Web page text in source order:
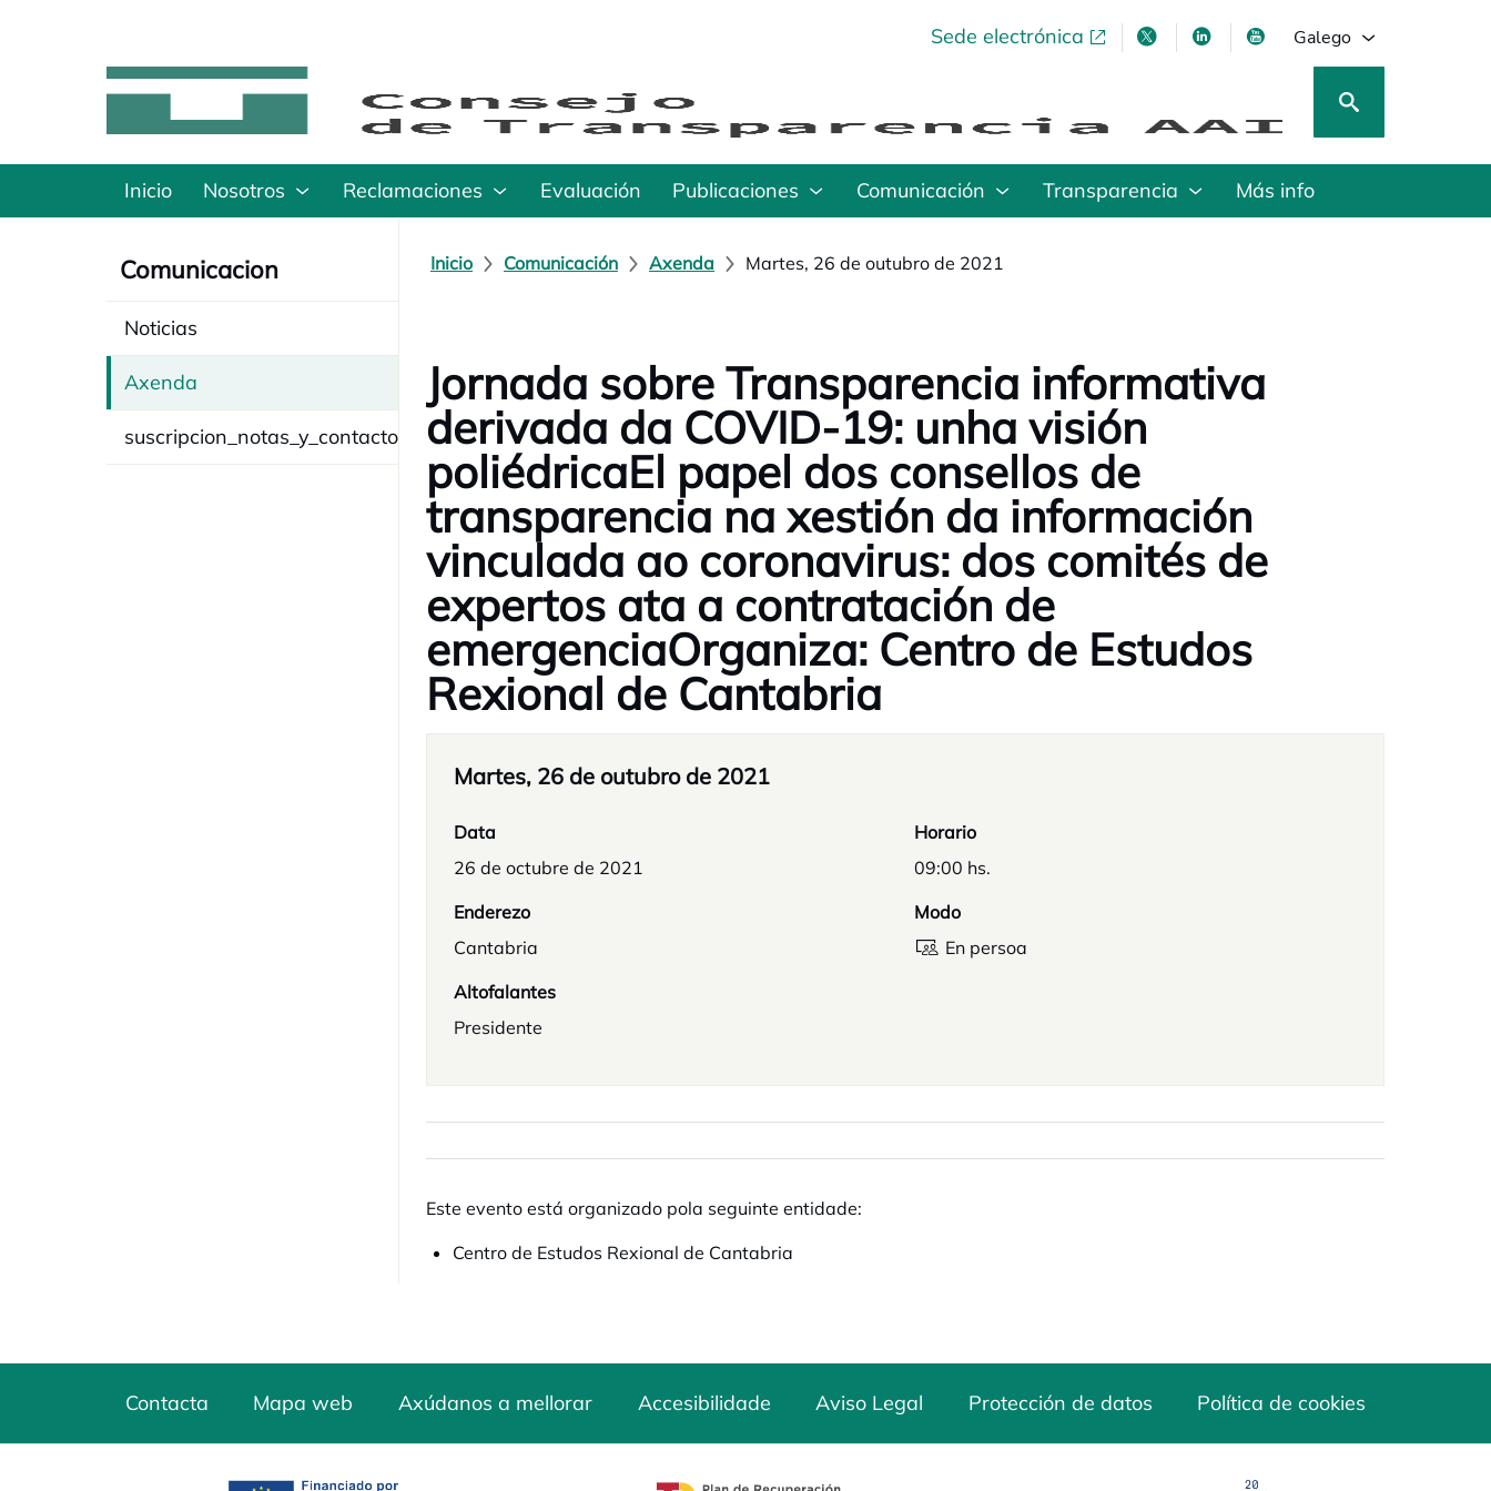
Sede electrónicaopens in a new tabopens in a new tab
opens in a new tab
opens in a new tab
Galego
Inicio Nosotros Reclamaciones Evaluación Publicaciones Comunicación Transparencia Más info
Comunicacion
Noticias
Axenda
suscripcion_notas_y_contacto
Inicio Comunicación Axenda Martes, 26 de outubro de 2021
Jornada sobre Transparencia informativa
derivada da COVID-19: unha visión
poliédricaEl papel dos consellos de
transparencia na xestión da información
vinculada ao coronavirus: dos comités de
expertos ata a contratación de
emergenciaOrganiza: Centro de Estudos
Rexional de Cantabria
Martes, 26 de outubro de 2021
Data
26 de octubre de 2021
Horario
09:00 hs.
Enderezo
Cantabria
Modo
En persoa
Altofalantes
Presidente
Este evento está organizado pola seguinte entidade:
Centro de Estudos Rexional de Cantabria
Contacta Mapa web Axúdanos a mellorar Accesibilidade Aviso Legal Protección de datos Política de cookies